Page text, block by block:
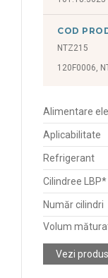
COD
NTZ215
120F0006,
Alimentare
Aplicabilitate
Refrigerant
Cilindree
Număr cilindri
Volum
Vezi produs